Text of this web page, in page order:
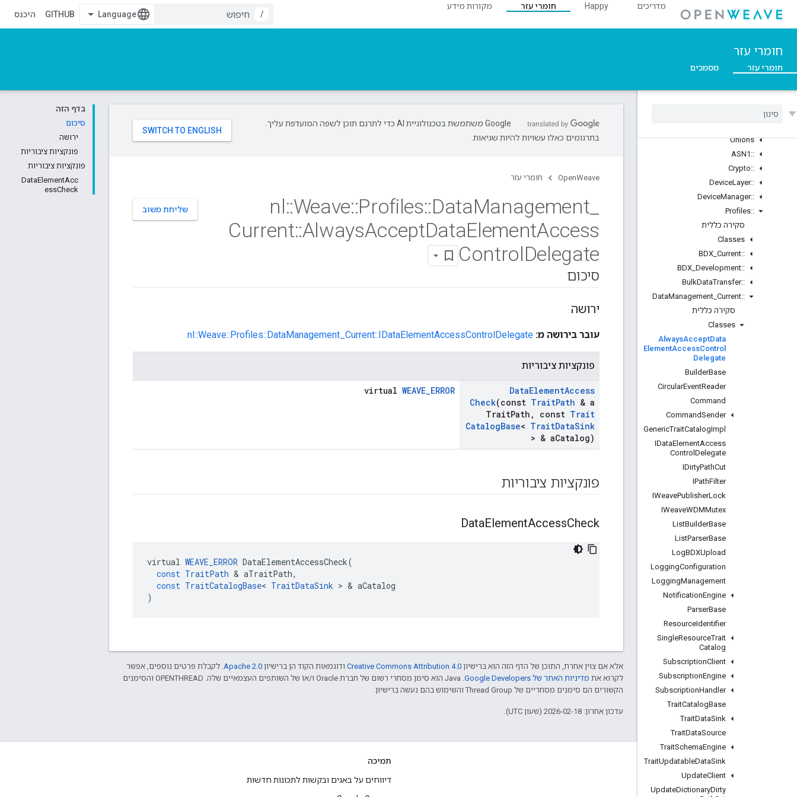
מדריכים Happy חומרי עזר
מקורות מידע
/
GITHUB היכנס
חומרי עזר
חומרי עזר מסמכים
סקירה כללית
::Ble
::Inet
Unions
::
ASN1
::
Crypto
::
DeviceLayer
::
DeviceManager
::
Profiles
סקירה כללית
Classes
::
BDX Current
::
BDX Development
::
BulkDataTransfer
::
DataManagement Current
סקירה כללית
Classes
AlwaysAcceptData
ElementAccessControl
Delegate
BuilderBase
CircularEventReader
Command
CommandSender
GenericTraitCatalogImpl
IDataElementAccess
Control Delegate
IDirtyPathCut
IPathFilter
IWeavePublisherLock
IWeaveWDMMutex
ListBuilderBase
ListParserBase
LogBDXUpload
LoggingConfiguration
LoggingManagement
NotificationEngine
ParserBase
ResourceIdentifier
SingleResourceTrait
Catalog
SubscriptionClient
SubscriptionEngine
SubscriptionHandler
TraitCatalogBase
TraitDataSink
TraitDataSource
TraitSchemaEngine
TraitUpdatableDataSink
UpdateClient
UpdateDictionaryDirty
בדף הזה
סיכום
ירושה
פונקציות ציבוריות
פונקציות ציבוריות
DataElementAcc
essCheck
‫Google משתמשת בטכנולוגיית AI כדי לתרגם תוכן לשפה המועדפת עליך.
בתרגומים כאלו עשויות להיות שגיאות.
OpenWeave חומרי עזר
שליחת משוב nl::Weave::Profiles::DataManagement
Current::AlwaysAcceptDataElementAccess
ControlDelegate
סיכום
ירושה
עובר בירושה מ: nl::Weave::Profiles::DataManagement_Current::IDataElementAccessControlDelegate
פונקציות ציבוריות
DataElementAccess
Check(const TraitPath & a
TraitPath , const Trait
CatalogBase< TraitDataSink
> & aCatalog)
virtual WEAVE_ERROR
פונקציות ציבוריות
DataElementAccessCheck
virtual WEAVE_ERROR DataElementAccessCheck(
const TraitPath & aTraitPath,
const TraitCatalogBase< TraitDataSink > & aCatalog
)
אלא אם צוין אחרת, התוכן של הדף הזה הוא ברישיון Creative Commons Attribution 4.0‏ ודוגמאות הקוד הן ברישיון Apache 2.0‏. לקבלת פרטים נוספים, אפשר
לקרוא את מדיניות האתר של Google Developers‏
.‏ Java הוא סימן מסחרי רשום של חברת Oracle ו/או של השותפים העצמאיים שלה. ‫OPENTHREAD והסימנים
הקשורים הם סימנים מסחריים של Thread Group והשימוש בהם נעשה ברישיון.
עדכון אחרון: 2026-02-18 (שעון UTC).
תמיכה
דיווחים על באגים ובקשות לתכונות חדשות